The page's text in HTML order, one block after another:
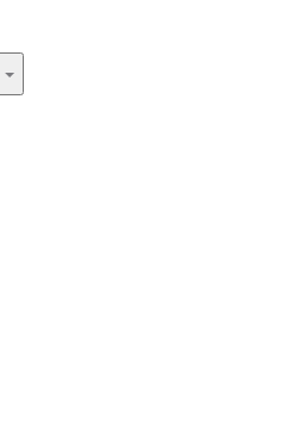
Toggle